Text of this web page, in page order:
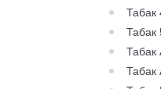
Табак
Табак
Табак
Табак